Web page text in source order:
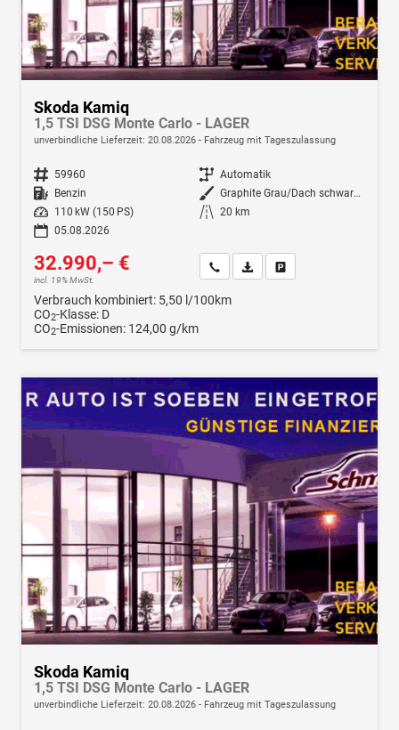
Skoda Kamiq
1,5 TSI DSG Monte Carlo - LAGER
unverbindliche Lieferzeit: 20.08.2026 Fahrzeug mit Tageszulassung
Fahrzeugnr. 59960 Getriebe Automatik
Kraftstoff Benzin Außenfarbe
Graphite Grau/Dach schwarz Metallic (5X1Z)
Leistung
110 kW (150 PS) Kilometerstand 20 km
05.08.2026
32.990,– €
incl. 19% MwSt.
Wir rufen Sie anFahrzeugexposé (PDF)
Verbrauch kombiniert: 5,50 l/100km
CO2-Klasse: D
CO2-Emissionen: 124,00 g/km
Skoda Kamiq
1,5 TSI DSG Monte Carlo - LAGER
unverbindliche Lieferzeit: 20.08.2026 Fahrzeug mit Tageszulassung